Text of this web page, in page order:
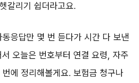
갈리기 쉽더라고요.
응답만 몇 번 듣다가 시간 다 보낸
오늘은 번호부터 연결 요령, 자주
에 정리해볼게요. 보험금 청구나